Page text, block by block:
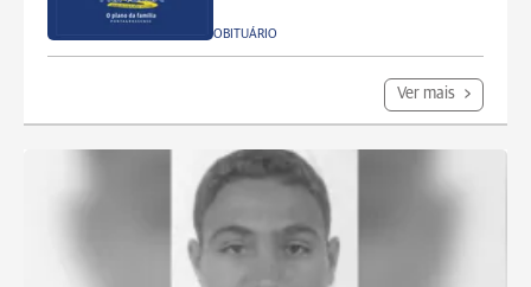
OBITUÁRIO
Ver mais